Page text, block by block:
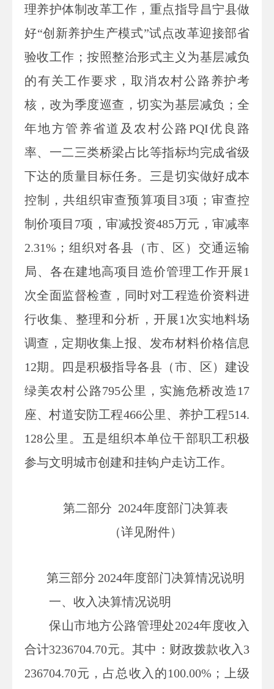
理养护体制改革工作，重点指导昌宁县做
好“创新养护生产模式”试点改革迎接部省
验收工作；按照整治形式主义为基层减负
的有关工作要求，取消农村公路养护考
核，改为季度巡查，切实为基层减负；全
年地方管养省道及农村公路PQI优良路
率、一二三类桥梁占比等指标均完成省级
下达的质量目标任务。三是切实做好成本
控制，共组织审查预算项目3项；审查控
制价项目7项，审减投资485万元，审减率
2.31%；组织对各县（市、区）交通运输
局、各在建地高项目造价管理工作开展1
次全面监督检查，同时对工程造价资料进
行收集、整理和分析，开展1次实地料场
调查，定期收集上报、发布材料价格信息
12期。四是积极指导各县（市、区）建设
绿美农村公路795公里，实施危桥改造17
座、村道安防工程466公里、养护工程514.
128公里。五是组织本单位干部职工积极
参与文明城市创建和挂钩户走访工作。
第二部分 2024年度部门决算表
（详见附件）
第三部分 2024年度部门决算情况说明
一、收入决算情况说明
保山市地方公路管理处2024年度收入
合计3236704.70元。其中：财政拨款收入 3
236704.70元 ，占总收入的100.00%；上级